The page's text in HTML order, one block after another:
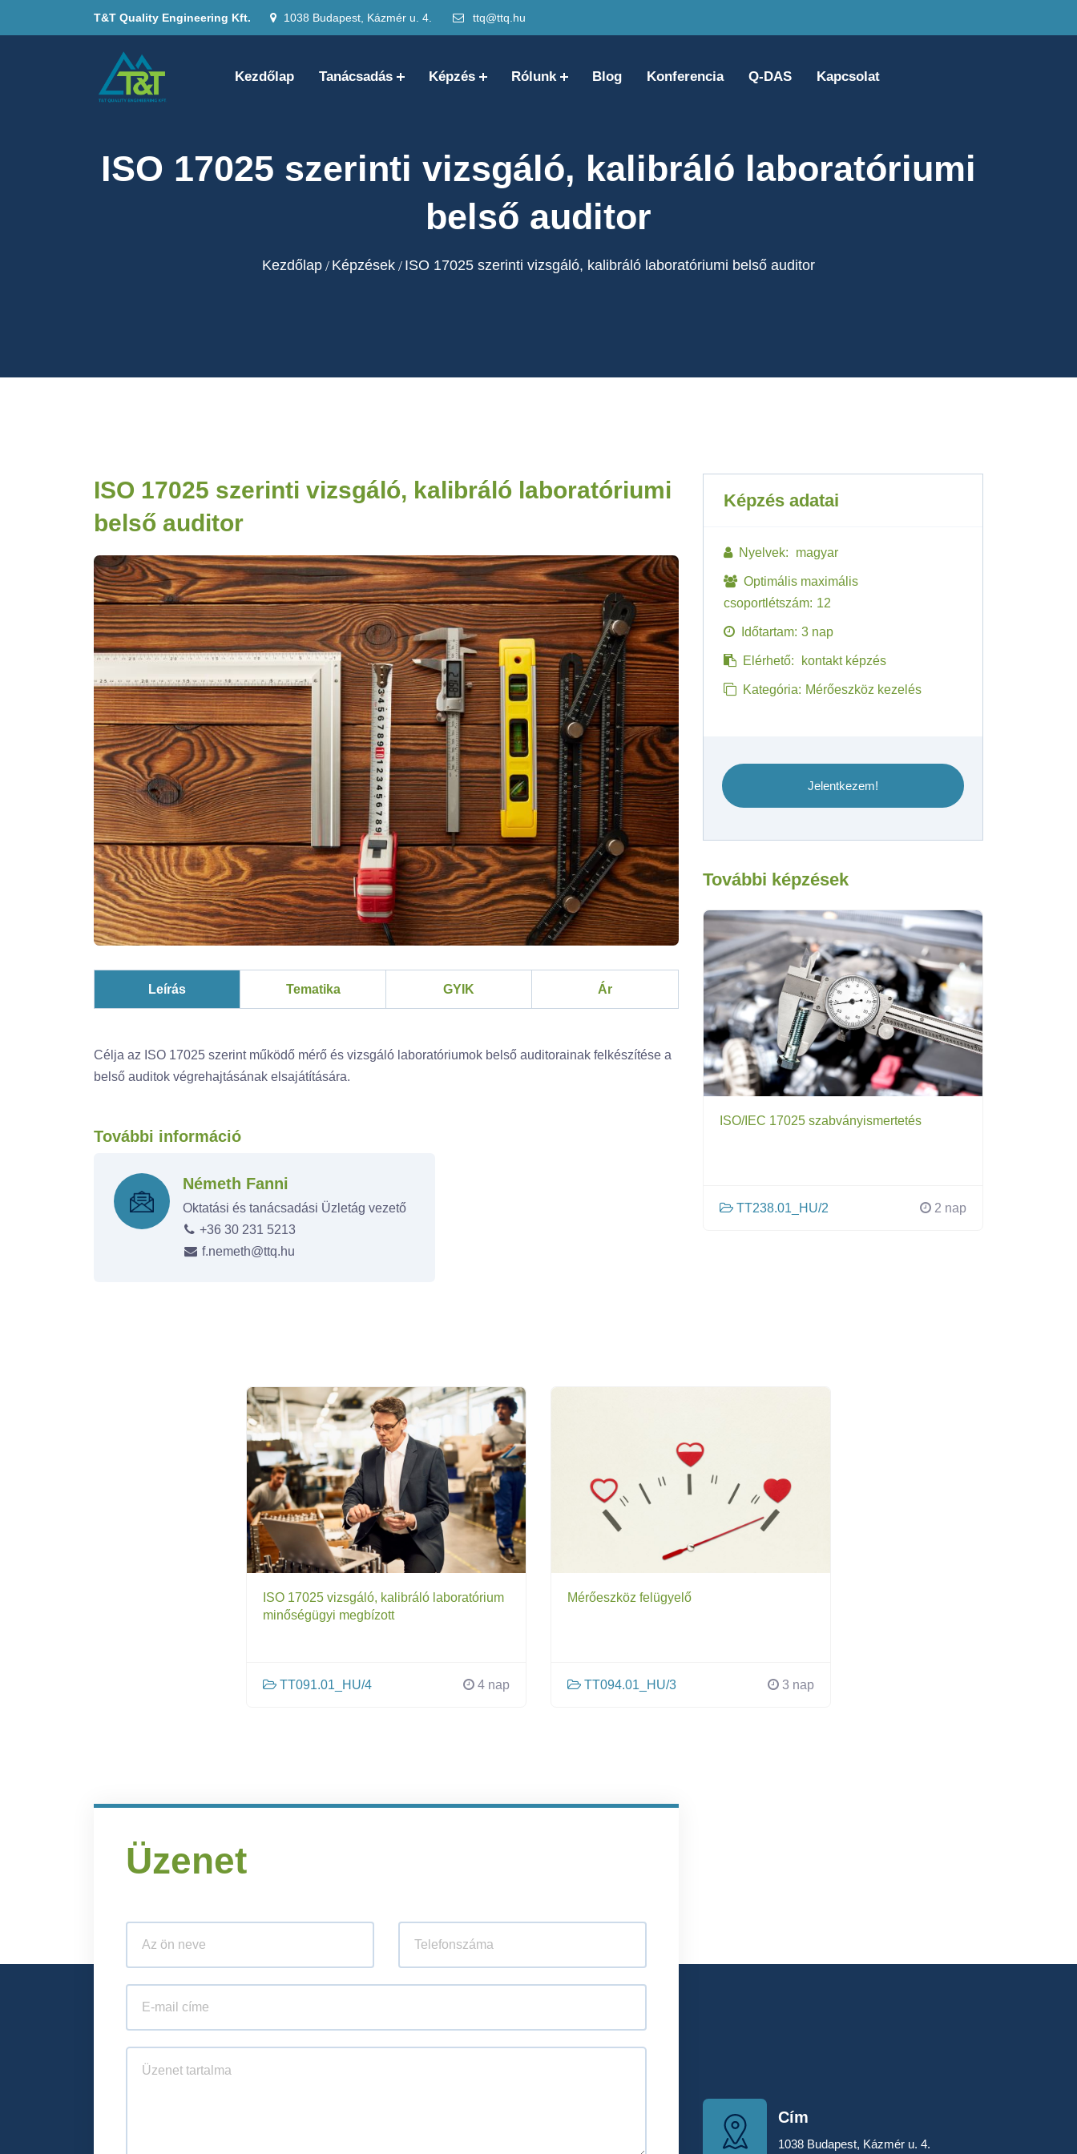
T&T Quality Engineering Kft. 1038 Budapest, Kázmér u. 4. ttq@ttq.hu
Kezdőlap Tanácsadás Képzés Rólunk Blog Konferencia Q-DAS Kapcsolat
ISO 17025 szerinti vizsgáló, kalibráló laboratóriumi
belső auditor
Kezdőlap Képzések ISO 17025 szerinti vizsgáló, kalibráló laboratóriumi belső auditor
ISO 17025 szerinti vizsgáló, kalibráló laboratóriumi
belső auditor
Leírás Tematika GYIK Ár
Célja az ISO 17025 szerint működő mérő és vizsgáló laboratóriumok belső auditorainak felkészítése a
belső auditok végrehajtásának elsajátítására.
További információ
Németh Fanni
Oktatási és tanácsadási Üzletág vezető
+36 30 231 5213
f.nemeth@ttq.hu
Képzés adatai
Nyelvek: magyar
Optimális maximális
csoportlétszám: 12
Időtartam: 3 nap
Elérhető: kontakt képzés
Kategória: Mérőeszköz kezelés
Jelentkezem!
További képzések
ISO/IEC 17025 szabványismertetés
TT238.01_HU/2 2 nap
ISO 17025 vizsgáló, kalibráló laboratórium
minőségügyi megbízott
TT091.01_HU/4 4 nap
Mérőeszköz felügyelő
TT094.01_HU/3 3 nap
Üzenet
Cím
1038 Budapest, Kázmér u. 4.